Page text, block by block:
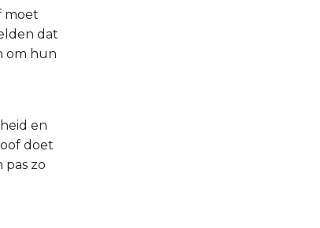
moet
dat
om hun
en
doet
zo